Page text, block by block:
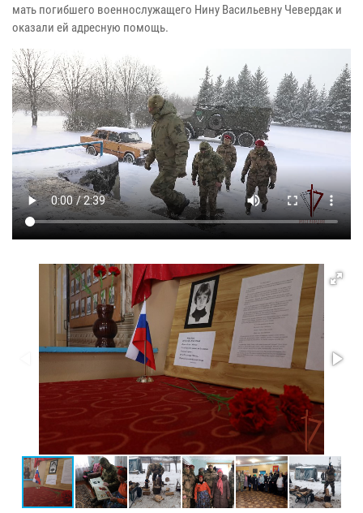
мать погибшего военнослужащего Нину Васильевну Чевердак и
оказали ей адресную помощь.